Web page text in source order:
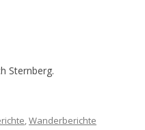
MEINE WANDERUNGEN 2021
KREUZBERG BIS HAMMELBURG
Sternberg.
,Wanderberichte